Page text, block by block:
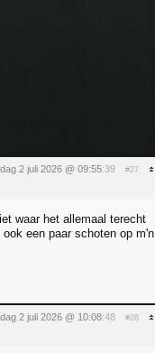
2 juli 2026 @ 09:55:39 #27
waar het allemaal terecht
een paar schoten op m'n
2 juli 2026 @ 10:08:48 #28